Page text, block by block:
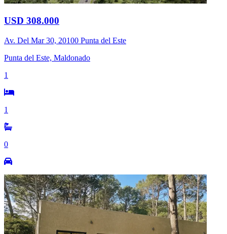
USD 308.000
Av. Del Mar 30, 20100 Punta del Este
Punta del Este, Maldonado
1
1
0